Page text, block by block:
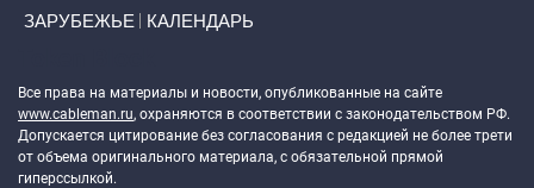
ЗАРУБЕЖЬЕ КАЛЕНДАРЬ
Все права на материалы и новости, опубликованные на сайте
www.cableman.ru, охраняются в соответствии с законодательством РФ.
Допускается цитирование без согласования с редакцией не более трети
от объема оригинального материала, с обязательной прямой
гиперссылкой.